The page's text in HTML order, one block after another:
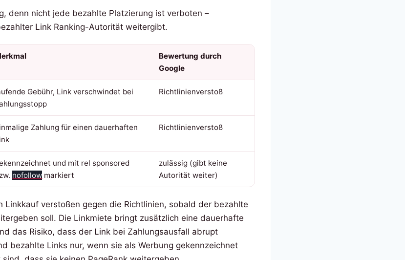
denn nicht jede bezahlte Platzierung ist verboten –
Link Ranking-Autorität weitergibt.
Bewertung durch
Google
Gebühr, Link verschwindet bei
Richtlinienverstoß
Zahlung für einen dauerhaften
Richtlinienverstoß
und mit rel sponsored
nofollow markiert
zulässig (gibt keine
Autorität weiter)
Linkkauf verstoßen gegen die Richtlinien, sobald der bezahlte
soll. Die Linkmiete bringt zusätzlich eine dauerhafte
das Risiko, dass der Link bei Zahlungsausfall abrupt
bezahlte Links nur, wenn sie als Werbung gekennzeichnet